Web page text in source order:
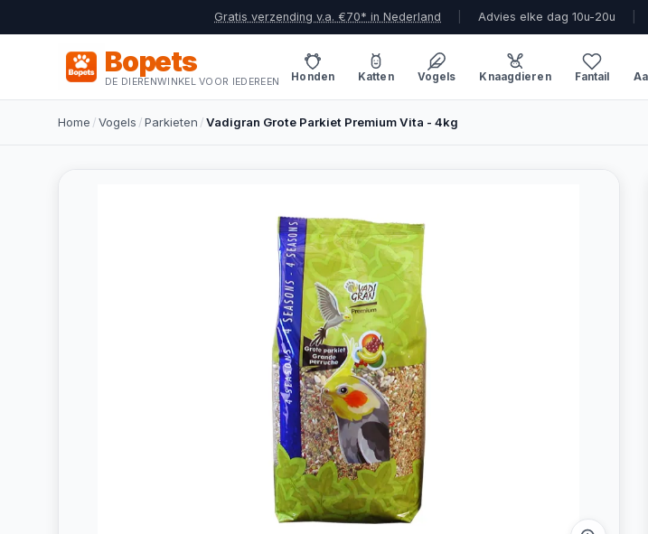
Gratis verzending v.a. €70* in Nederland Advies elke dag 10u-20u
Bopets
DE DIERENWINKEL VOOR IEDEREEN Honden Katten Vogels Knaagdieren Fantail
Home /Vogels /Parkieten /Vadigran Grote Parkiet Premium Vita - 4kg